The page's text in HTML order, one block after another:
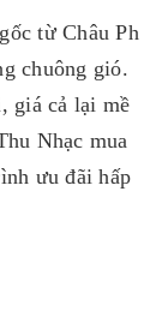
từ Châu Ph
chuông gió.
giá cả lại mề
Nhạc mua
ưu đãi hấp